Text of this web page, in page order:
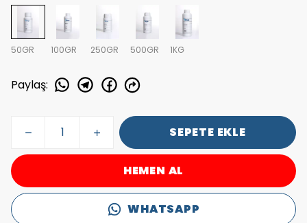
50GR 100GR 250GR 500GR 1KG
Paylaş:
SEPETE EKLE
HEMEN AL
WHATSAPP